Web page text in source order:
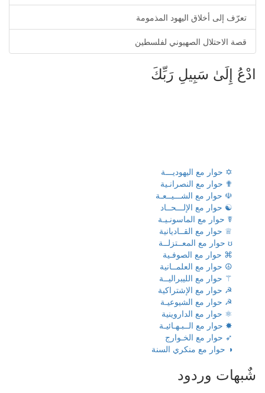
تعرّف إلى أخلاق اليهود المذمومة
قصة الاحتلال الصهيوني لفلسطين
ادْعُ إِلَىٰ سَبِيلِ رَبِّكَ
✡ حوار مع اليهوديـــة
✟ حوار مع النصرانـية
☫ حوار مع الشـــيــعـة
☯ حوار مع الإلـــحــاد
☤ حوار مع الماسونـيـة
♕ حوار مع القــاديانية
ʊ حوار مع المعــتزلــة
⌘ حوار مع الصوفـية
☮ حوار مع العلمــانية
⚚ حوار مع الليبراليــة
☭ حوار مع الإشتراكية
☭ حوار مع الشيوعيـة
⚛ حوار مع الداروينية
✸ حوار مع الــبـهـائيـة
➶ حوار مع الخـوارج
◑ حوار مع منكري السنة
شٌبهات وردود